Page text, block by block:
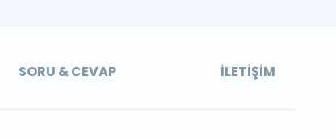
SORU & CEVAP İLETIŞIM